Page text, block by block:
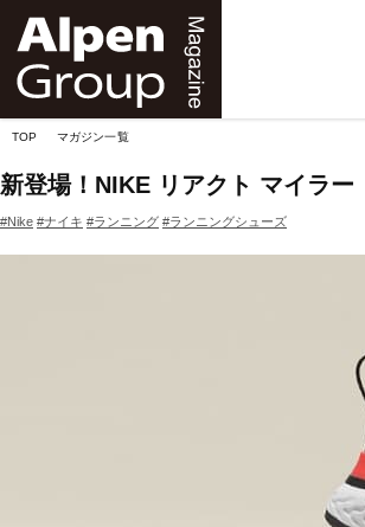
TOP マガジン一覧
新登場！NIKE リアクト マイラー
#Nike #ナイキ #ランニング #ランニングシューズ